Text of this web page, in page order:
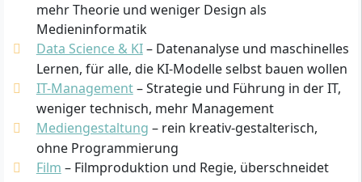
mehr Theorie und weniger Design als
Medieninformatik
Data Science & KI– Datenanalyse und maschinelles
Lernen, für alle, die KI-Modelle selbst bauen wollen
IT-Management– Strategie und Führung in der IT,
weniger technisch, mehr Management
Mediengestaltung – rein kreativ-gestalterisch,
ohne Programmierung
Film – Filmproduktion und Regie, überschneidet